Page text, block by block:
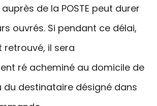
de la POSTE peut durer
ouvrés. Si pendant ce délai,
retrouvé, il sera
ré acheminé au domicile de
du destinataire désigné dans